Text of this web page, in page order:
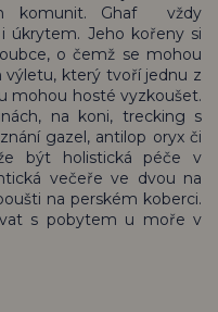
komunit. Ghaf vždy
úkrytem. Jeho kořeny si
o čemž se mohou
výletu, který tvoří jednu z
mohou hosté vyzkoušet.
na koni, trecking s
gazel, antilop oryx či
být holistická péče v
večeře ve dvou na
na perském koberci.
s pobytem u moře v